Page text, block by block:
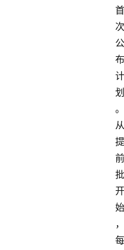
首
次
公
布
计
划
。
从
提
前
批
开
始
，
每